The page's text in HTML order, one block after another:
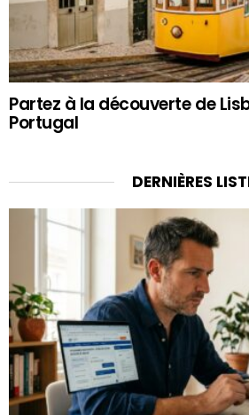
Partez à la découverte de
Portugal
DERNIÈRES